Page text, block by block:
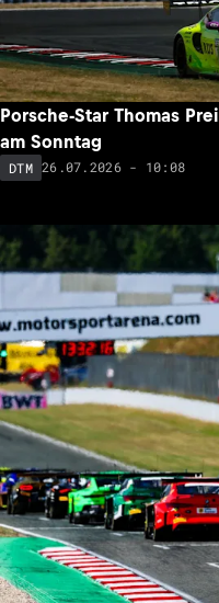
Porsche-Star Thomas
am Sonntag
DTM 26.07.2026 - 10:08